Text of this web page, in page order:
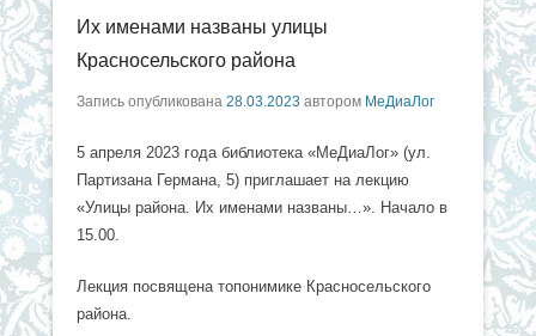
Их именами названы улицы
Красносельского района
Запись опубликована 28.03.2023 автором МеДиаЛог
5 апреля 2023 года библиотека «МеДиаЛог» (ул.
Партизана Германа, 5) приглашает на лекцию
«Улицы района. Их именами названы…». Начало в
15.00.
Лекция посвящена топонимике Красносельского
района.